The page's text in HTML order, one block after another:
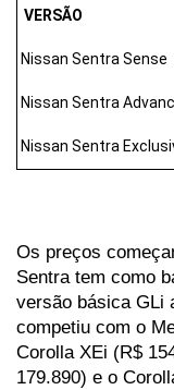
VERSÃO
Nissan Sentra Sense
Nissan Sentra
Nissan Sentra
Os preços
Sentra tem como
versão básica GLi
competiu com o
Corolla XEi (R$
179.890) e o